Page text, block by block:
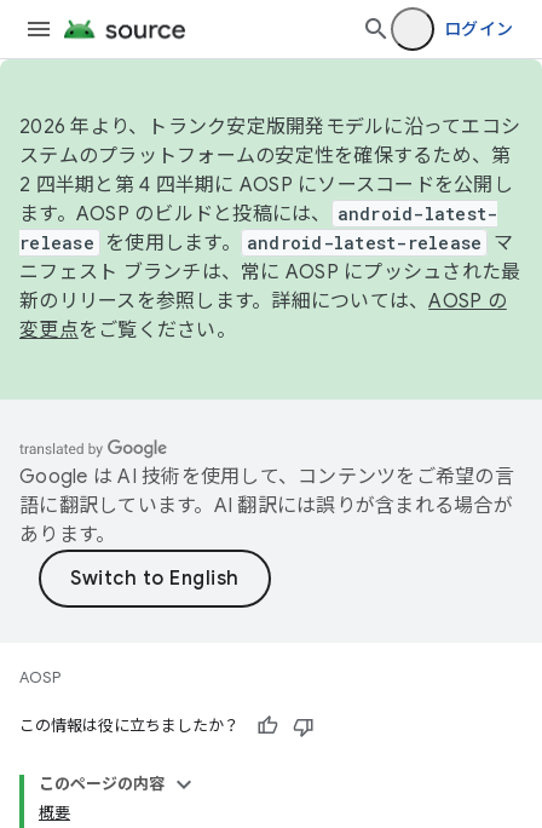
ログイン
2026 年より、トランク安定版開発モデルに沿ってエコシ
ステムのプラットフォームの安定性を確保するため、第
2 四半期と第 4 四半期に AOSP にソースコードを公開し
ます。AOSP のビルドと投稿には、
android-latest-
release
を使用します。 android-latest-release
マ
ニフェスト ブランチは、常に AOSP にプッシュされた最
新のリリースを参照します。詳細については、AOSP の
変更点をご覧ください。
Google は AI 技術を使用して、コンテンツをご希望の言
語に翻訳しています。AI 翻訳には誤りが含まれる場合が
あります。
AOSP
この情報は役に立ちましたか？
このページの内容
概要